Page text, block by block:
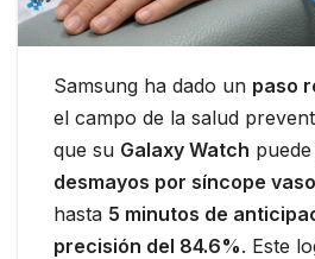
Samsung ha dado un paso
el campo de la salud
que su Galaxy Watch puede
desmayos por síncope
hasta 5 minutos de
precisión del 84.6%. Este